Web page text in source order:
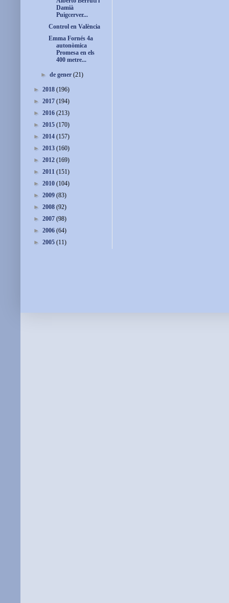
Damià
Puigcerver...
Control en València
Emma Fornés 4a
autonòmica
Promesa en els
400 metre...
►de gener(21)
► 2018 (196)
► 2017 (194)
► 2016 (213)
► 2015 (170)
► 2014 (157)
► 2013 (160)
► 2012 (169)
► 2011 (151)
► 2010 (104)
► 2009 (83)
► 2008 (92)
► 2007 (98)
► 2006 (64)
► 2005 (11)